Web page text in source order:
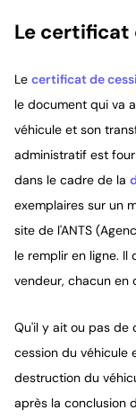
Le certificat
Le certificat de
le document qui va
véhicule et son
administratif est
dans le cadre de la
exemplaires sur un
site de l'ANTS
le remplir en ligne.
vendeur, chacun en
Qu'il y ait ou pas de
cession du véhicule
destruction du
après la conclusion